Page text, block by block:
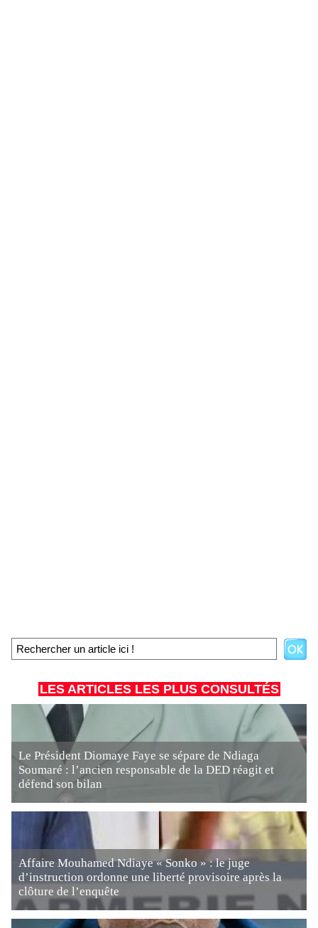
LES ARTICLES LES PLUS CONSULTÉS
Le Président Diomaye Faye se sépare de Ndiaga
Soumaré : l’ancien responsable de la DED réagit et
défend son bilan
Affaire Mouhamed Ndiaye « Sonko » : le juge
d’instruction ordonne une liberté provisoire après la
clôture de l’enquête